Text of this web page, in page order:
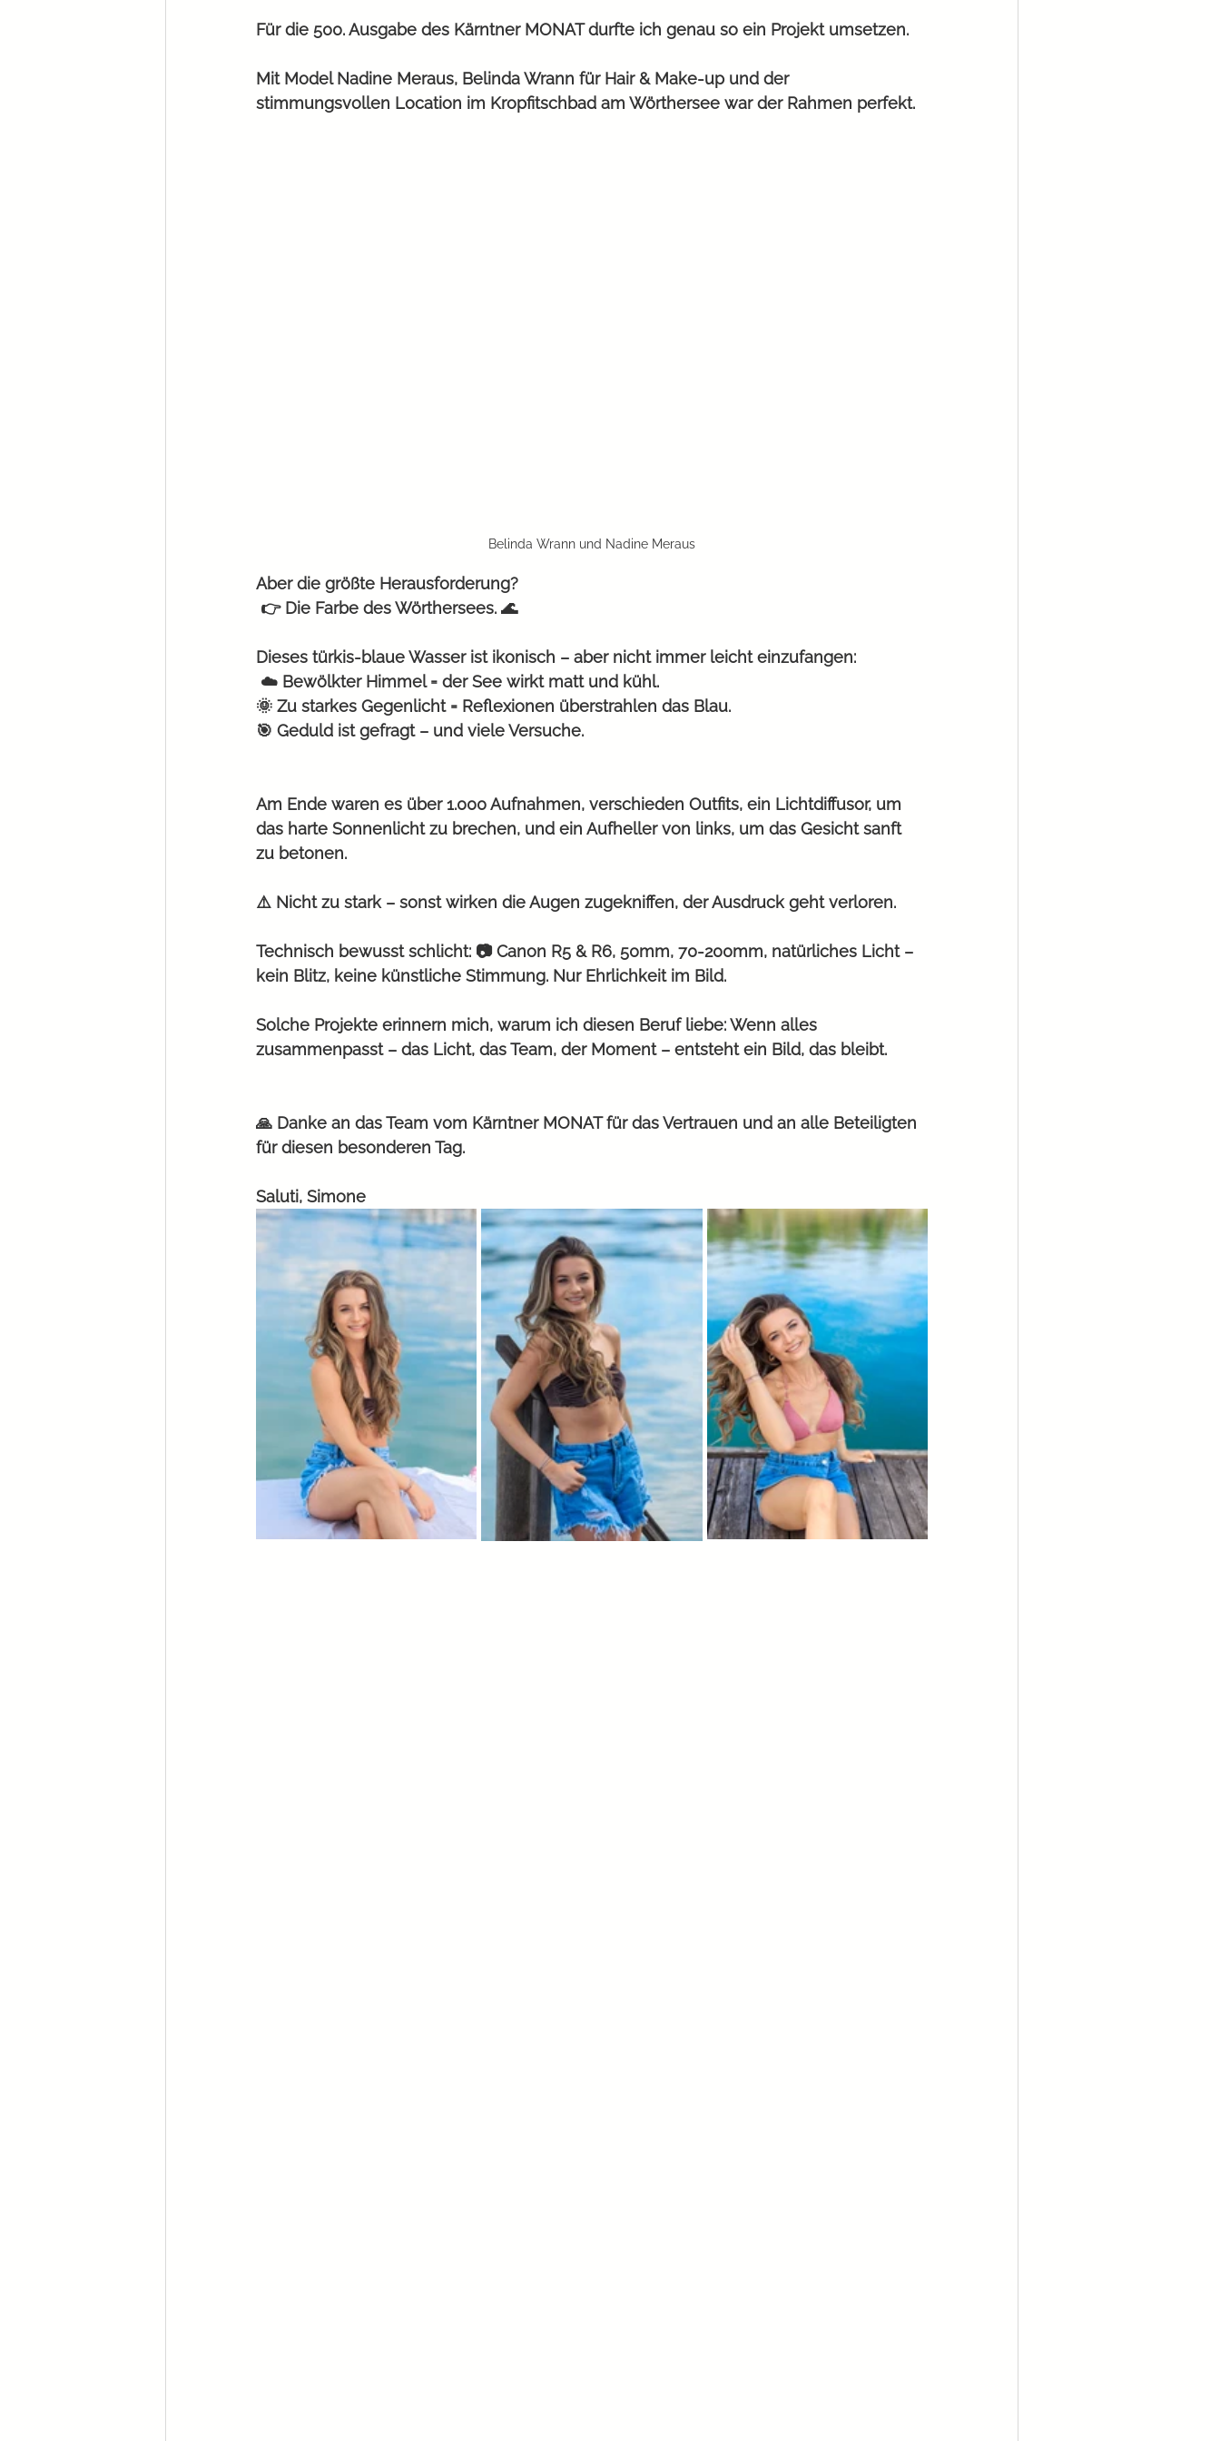
Für die 500. Ausgabe des Kärntner MONAT durfte ich genau so ein Projekt umsetzen.
Mit Model Nadine Meraus, Belinda Wrann für Hair & Make-up und der
stimmungsvollen Location im Kropfitschbad am Wörthersee war der Rahmen perfekt.
Belinda Wrann und Nadine Meraus
Aber die größte Herausforderung?
👉 Die Farbe des Wörthersees. 🌊
Dieses türkis-blaue Wasser ist ikonisch – aber nicht immer leicht einzufangen:
☁️ Bewölkter Himmel = der See wirkt matt und kühl.
🌞 Zu starkes Gegenlicht = Reflexionen überstrahlen das Blau.
🎯 Geduld ist gefragt – und viele Versuche.
Am Ende waren es über 1.000 Aufnahmen, verschieden Outfits, ein Lichtdiffusor, um
das harte Sonnenlicht zu brechen, und ein Aufheller von links, um das Gesicht sanft
zu betonen.
⚠️ Nicht zu stark – sonst wirken die Augen zugekniffen, der Ausdruck geht verloren.
Technisch bewusst schlicht: 📷 Canon R5 & R6, 50mm, 70-200mm, natürliches Licht –
kein Blitz, keine künstliche Stimmung. Nur Ehrlichkeit im Bild.
Solche Projekte erinnern mich, warum ich diesen Beruf liebe: Wenn alles
zusammenpasst – das Licht, das Team, der Moment – entsteht ein Bild, das bleibt.
🙏 Danke an das Team vom Kärntner MONAT für das Vertrauen und an alle Beteiligten
für diesen besonderen Tag.
Saluti, Simone